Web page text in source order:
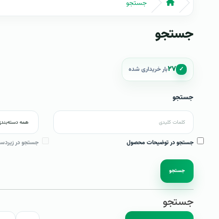
جستجو
جستجو
✓ ۲۷بار خریداری شده
جستجو
جستجو در توضیحات محصول جستجو در
جستجو
جستجو